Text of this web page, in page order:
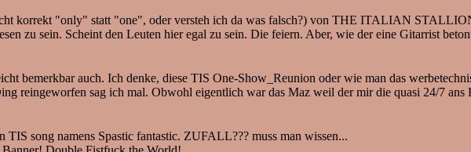
korrekt "only" statt "one", oder versteh ich da was falsch?) von THE ITALIAN
zu sein. Scheint den Leuten hier egal zu sein. Die feiern. Aber, wie der eine Gitarrist
bemerkbar auch. Ich denke, diese TIS One-Show_Reunion oder wie man das
reingeworfen sag ich mal. Obwohl eigentlich war das Maz weil der mir die quasi 24/7
TIS song namens Spastic fantastic. ZUFALL??? muss man wissen...